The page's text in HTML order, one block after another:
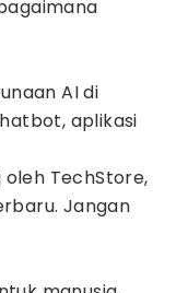
AI di
aplikasi
TechStore,
Jangan